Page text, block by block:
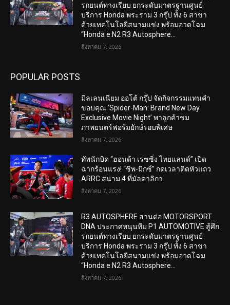
รถยนต์ทางเรียบ ยกระดับมาตรฐานศูนย์
บริการ Honda พระราม 3 กรุ๊ป ทั้ง 6 สาขา
ด้วยเทคโนโลยีสนามแข่ง พร้อมอวดโฉม
“Honda e:N2 R3 Autosphere...
สิงหาคม 7, 2026
POPULAR POSTS
มิลเลนเนียม ออโต้ กรุ๊ป จัดกิจกรรมแทนคำ
ขอบคุณ ‘Spider-Man: Brand New Day
Exclusive Movie Night’ พาลูกค้าชม
ภาพยนตร์ฟอร์มยักษ์รอบพิเศษ
สิงหาคม 7, 2026
ทัพนักบิด “ฮอนด้า เรซซิ่ง ไทยแลนด์” เปิด
ฉากร้อนแรง! “ชิพ-มิกซ์” กดเวลาติดหัวแถว
ARRC สนาม 4 ที่มัลดาลิกา
สิงหาคม 7, 2026
R3 AUTOSPHERE สานต่อ MOTORSPORT
DNA ประกาศหนุนทีม P1 AUTOMOTIVE สู้ศึก
รถยนต์ทางเรียบ ยกระดับมาตรฐานศูนย์
บริการ Honda พระราม 3 กรุ๊ป ทั้ง 6 สาขา
ด้วยเทคโนโลยีสนามแข่ง พร้อมอวดโฉม
“Honda e:N2 R3 Autosphere...
สิงหาคม 7, 2026